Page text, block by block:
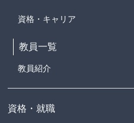
資格・キャリア
教員一覧
教員紹介
資格・就職